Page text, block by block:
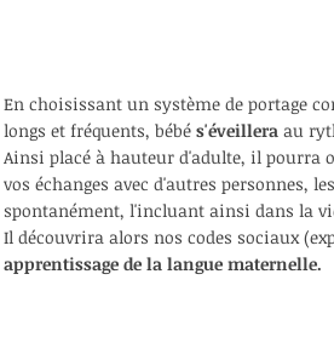
En choisissant un système de portage
longs et fréquents, bébé s'éveillera au
Ainsi placé à hauteur d'adulte, il pourra
vos échanges avec d'autres personnes,
spontanément, l'incluant ainsi dans la
Il découvrira alors nos codes sociaux
apprentissage de la langue maternelle.